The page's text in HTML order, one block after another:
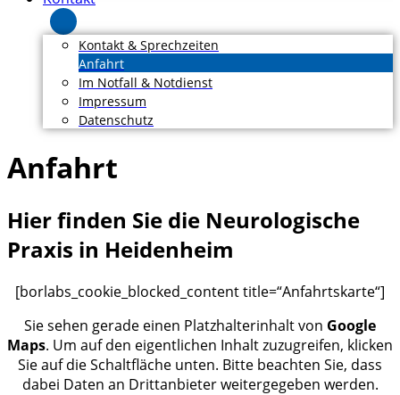
Kontakt & Sprechzeiten
Anfahrt
Im Notfall & Notdienst
Impressum
Datenschutz
Anfahrt
Hier finden Sie die Neurologische
Praxis in Heidenheim
[borlabs_cookie_blocked_content title=“Anfahrtskarte“]
Sie sehen gerade einen Platzhalterinhalt von Google
Maps. Um auf den eigentlichen Inhalt zuzugreifen, klicken
Sie auf die Schaltfläche unten. Bitte beachten Sie, dass
dabei Daten an Drittanbieter weitergegeben werden.